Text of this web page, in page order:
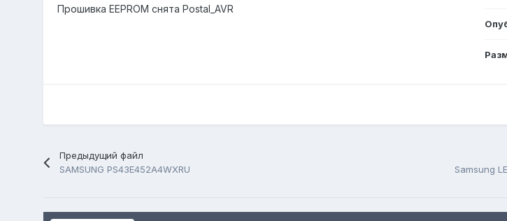
Прошивка EEPROM снята Postal_AVR
Предыдущий файл
SAMSUNG PS43E452A4WXRU
Samsung